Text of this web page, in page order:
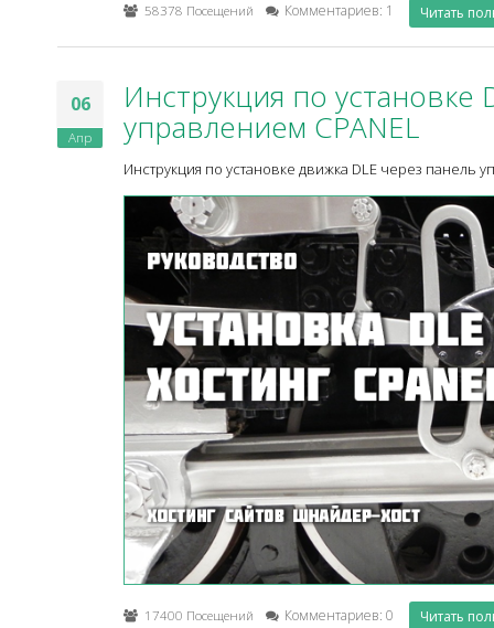
58378 Посещений Комментариев: 1 Читать
06
Апр
Инструкция по установке
управлением CPANEL
Инструкция по установке движка DLE через панель
17400 Посещений Комментариев: 0 Читать